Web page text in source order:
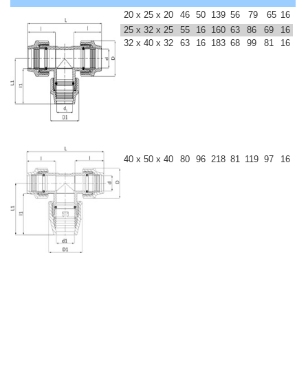
20 x 25 x 20 46 50 139 56 79 65 16
25 x 32 x 25
55 16 160 63 86 69
16
32 x 40 x 32
63 16 183 68 99 81 16
40 x 50 x 40 80 96 218 81 119 97 16